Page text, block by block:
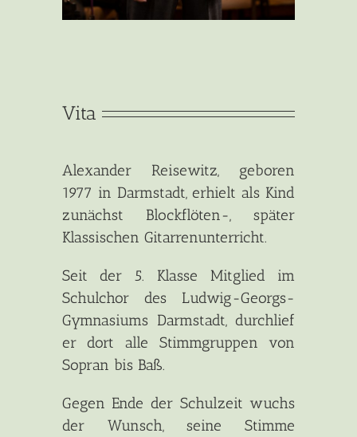
Vita
Alexander Reisewitz, geboren
1977 in Darmstadt, erhielt als Kind
zunächst Blockflöten-, später
Klassischen Gitarrenunterricht.
Seit der 5. Klasse Mitglied im
Schulchor des Ludwig-Georgs-
Gymnasiums Darmstadt, durchlief
er dort alle Stimmgruppen von
Sopran bis Baß.
Gegen Ende der Schulzeit wuchs
der Wunsch, seine Stimme